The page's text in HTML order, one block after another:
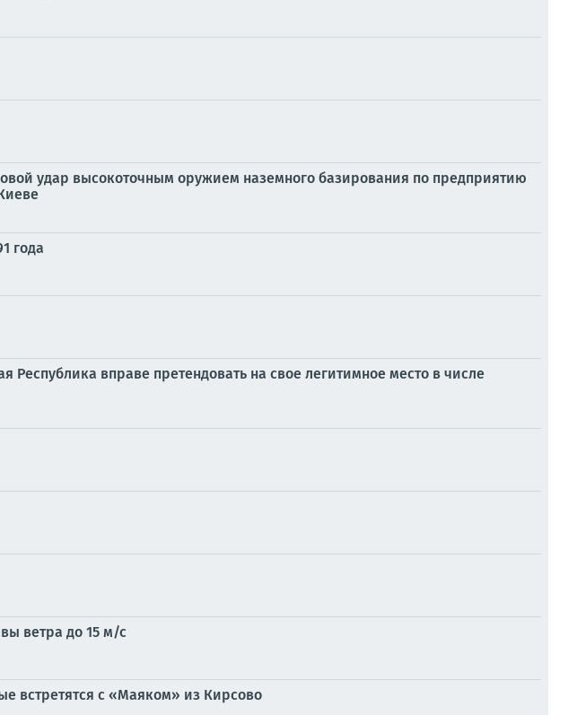
удар высокоточным оружием наземного базирования по предприятию
года
вправе претендовать на свое легитимное место в числе
ветра до 15 м/с
встретятся с «Маяком» из Кирсово